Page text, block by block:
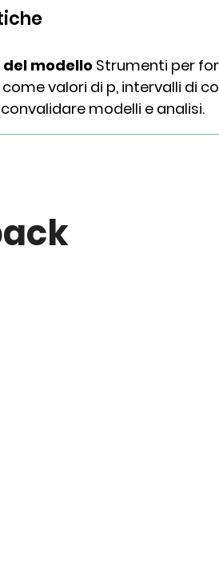
modello Strumenti per
valori di p, intervalli di
modelli e analisi.